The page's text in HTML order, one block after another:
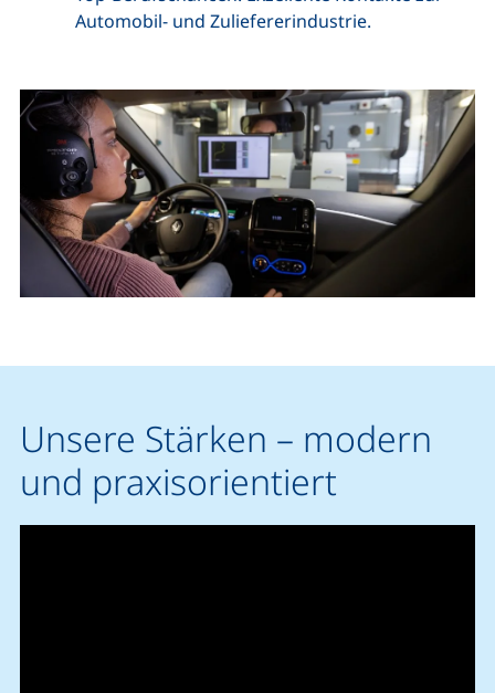
Automobil- und Zuliefererindustrie.
Unsere Stärken – modern
und praxisorientiert